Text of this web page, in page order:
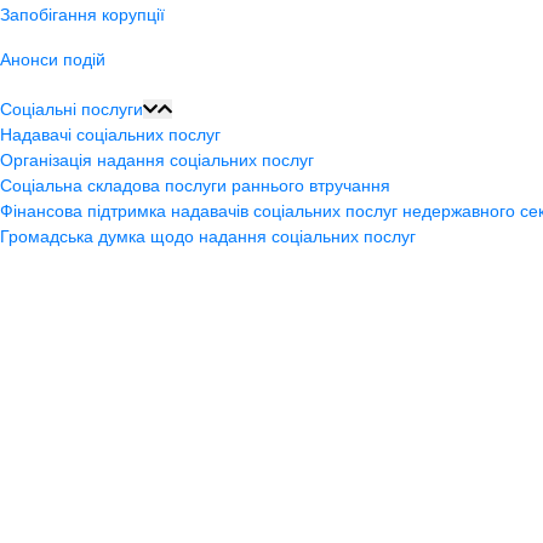
Запобігання корупції
Анонси подій
Соціальні послуги
Надавачі соціальних послуг
Організація надання соціальних послуг
Соціальна складова послуги раннього втручання
Фінансова підтримка надавачів соціальних послуг недержавного
Громадська думка щодо надання соціальних послуг